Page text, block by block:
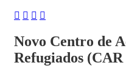
Novo Centro de
Refugiados